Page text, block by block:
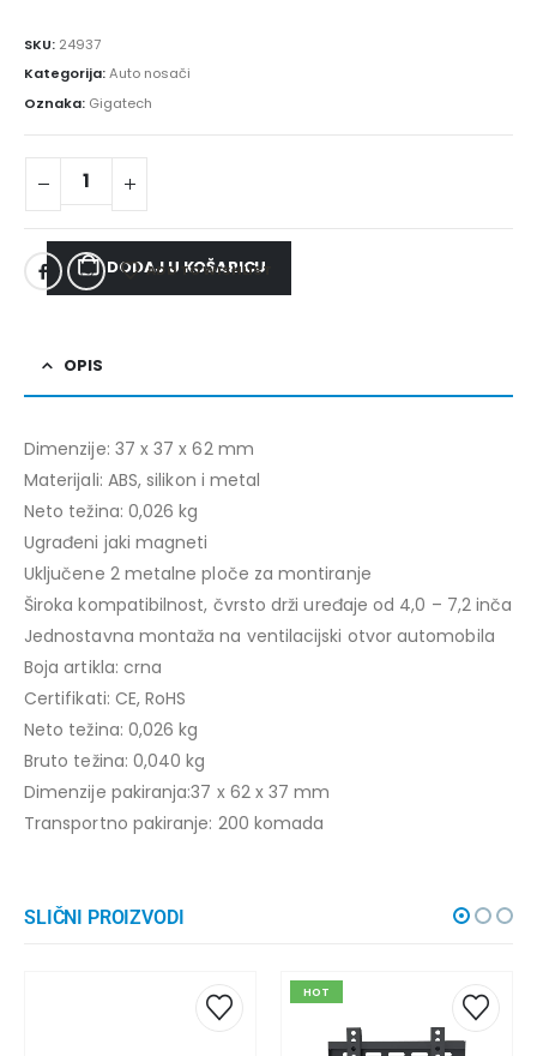
SKU: 24937
Kategorija:Auto nosači
Oznaka: Gigatech
DODAJ U KOŠARICU
ADD TO WISHLIST
OPIS
Dimenzije: 37 x 37 x 62 mm
Materijali: ABS, silikon i metal
Neto težina: 0,026 kg
Ugrađeni jaki magneti
Uključene 2 metalne ploče za montiranje
Široka kompatibilnost, čvrsto drži uređaje od 4,0 – 7,2 inča
Jednostavna montaža na ventilacijski otvor automobila
Boja artikla: crna
Certifikati: CE, RoHS
Neto težina: 0,026 kg
Bruto težina: 0,040 kg
Dimenzije pakiranja:37 x 62 x 37 mm
Transportno pakiranje: 200 komada
SLIČNI PROIZVODI
HOT